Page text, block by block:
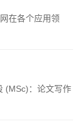
在各个应用领
(MSc)：论文写作